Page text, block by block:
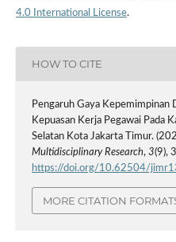
4.0 International License.
HOW TO CITE
Pengaruh Gaya Kepemimpinan
Kepuasan Kerja Pegawai Pada
Selatan Kota Jakarta Timur.
Multidisciplinary Research, 3(9),
https://doi.org/10.62504/
MORE CITATION